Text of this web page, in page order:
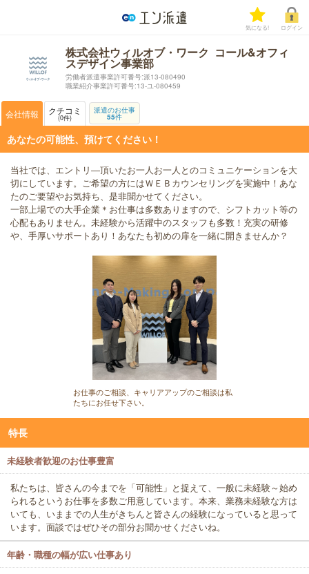
気になる! ログイン
株式会社ウィルオブ・ワーク コール&オフィ
スデザイン事業部
労働者派遣事業許可番号:派13-080490
職業紹介事業許可番号:13-ユ-080459
会社情報 クチコミ
0件
派遣のお仕事
55件
あなたの可能性、預けてください！
当社では、エントリ―頂いたお一人お一人とのコミュニケーションを大
切にしています。ご希望の方にはＷＥＢカウンセリングを実施中！あな
たのご要望やお気持ち、是非聞かせてください。
一部上場での大手企業＊お仕事は多数ありますので、シフトカット等の
心配もありません。未経験から活躍中のスタッフも多数！充実の研修
や、手厚いサポートあり！あなたも初めの扉を一緒に開きませんか？
お仕事のご相談、キャリアアップのご相談は私
たちにお任せ下さい。
特長
未経験者歓迎のお仕事豊富
私たちは、皆さんの今までを「可能性」と捉えて、一般に未経験～始め
られるというお仕事を多数ご用意しています。本来、業務未経験な方は
いても、いままでの人生がきちんと皆さんの経験になっていると思って
います。面談ではぜひその部分お聞かせくださいね。
年齢・職種の幅が広い仕事あり